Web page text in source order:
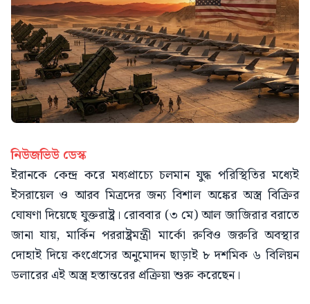
নিউজভিউ ডেস্ক
ইরানকে কেন্দ্র করে মধ্যপ্রাচ্যে চলমান যুদ্ধ পরিস্থিতির মধ্যেই
ইসরায়েল ও আরব মিত্রদের জন্য বিশাল অঙ্কের অস্ত্র বিক্রির
ঘোষণা দিয়েছে যুক্তরাষ্ট্র। রোববার (৩ মে) আল জাজিরার বরাতে
জানা যায়, মার্কিন পররাষ্ট্রমন্ত্রী মার্কো রুবিও জরুরি অবস্থার
দোহাই দিয়ে কংগ্রেসের অনুমোদন ছাড়াই ৮ দশমিক ৬ বিলিয়ন
ডলারের এই অস্ত্র হস্তান্তরের প্রক্রিয়া শুরু করেছেন।